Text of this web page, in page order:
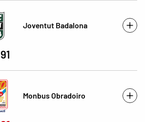
Joventut Badalona
91
Monbus Obradoiro